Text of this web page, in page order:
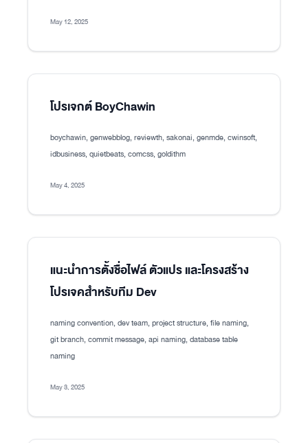
May 12, 2025
โปรเจกต์ BoyChawin
boychawin, genwebblog, reviewth, sakonai, genmde, cwinsoft,
idbusiness, quietbeats, comcss, goldithm
May 4, 2025
แนะนำการตั้งชื่อไฟล์ ตัวแปร และโครงสร้าง
โปรเจคสำหรับทีม Dev
naming convention, dev team, project structure, file naming,
git branch, commit message, api naming, database table
naming
May 3, 2025